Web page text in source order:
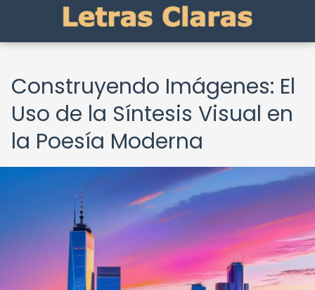
Construyendo Imágenes: El
Uso de la Síntesis Visual en
la Poesía Moderna